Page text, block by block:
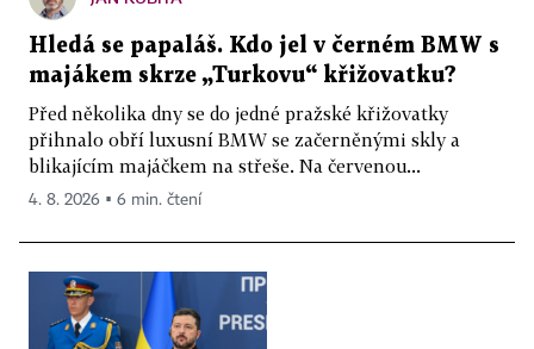
Hledá se papaláš. Kdo jel v černém BMW s
majákem skrze „Turkovu“ křižovatku?
Před několika dny se do jedné pražské křižovatky
přihnalo obří luxusní BMW se začerněnými skly a
blikajícím majáčkem na střeše. Na červenou...
4. 8. 2026 ▪ 6 min. čtení